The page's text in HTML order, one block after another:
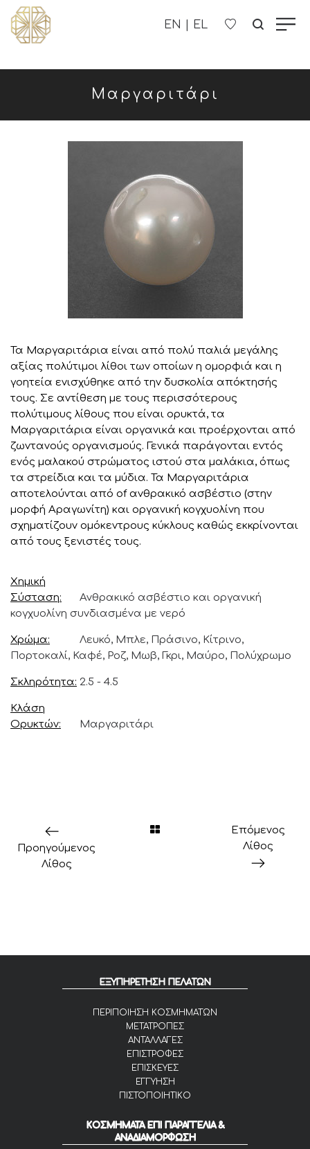
Μαργαριτάρι
Τα Μαργαριτάρια είναι από πολύ παλιά μεγάλης
αξίας πολύτιμοι λίθοι των οποίων η ομορφιά και η
γοητεία ενισχύθηκε από την δυσκολία απόκτησής
τους. Σε αντίθεση με τους περισσότερους
πολύτιμους λίθους που είναι ορυκτά, τα
Μαργαριτάρια είναι οργανικά και προέρχονται από
ζωντανούς οργανισμούς. Γενικά παράγονται εντός
ενός μαλακού στρώματος ιστού στα μαλάκια, όπως
τα στρείδια και τα μύδια. Τα Μαργαριτάρια
αποτελούνται από of ανθρακικό ασβέστιο (στην
μορφή Αραγωνίτη) και οργανική κογχυολίνη που
σχηματίζουν ομόκεντρους κύκλους καθώς εκκρίνονται
από τους ξενιστές τους.
Χημική
Σύσταση
Ανθρακικό ασβέστιο και οργανική
κογχυολίνη συνδιασμένα με νερό
Χρώμα
Λευκό, Μπλε, Πράσινο, Κίτρινο,
Πορτοκαλί, Καφέ, Ροζ, Μωβ, Γκρι, Μαύρο, Πολύχρωμο
Σκληρότητα 2.5 - 4.5
Κλάση
Ορυκτών
Μαργαριτάρι
Προηγούμενος
Λίθος
Επόμενος
Λίθος
ΕΞΥΠΗΡΕΤΗΣΗ ΠΕΛΑΤΩΝ
ΠΕΡΙΠΟΙΗΣΗ ΚΟΣΜΗΜΑΤΩΝ
ΜΕΤΑΤΡΟΠΕΣ
ΑΝΤΑΛΛΑΓΕΣ
ΕΠΙΣΤΡΟΦΕΣ
ΕΠΙΣΚΕΥΕΣ
ΕΓΓΥΗΣΗ
ΠΙΣΤΟΠΟΙΗΤΙΚΟ
ΚΟΣΜΗΜΑΤΑ ΕΠΙ ΠΑΡΑΓΓΕΛΙΑ &
ΑΝΑΔΙΑΜΟΡΦΩΣΗ